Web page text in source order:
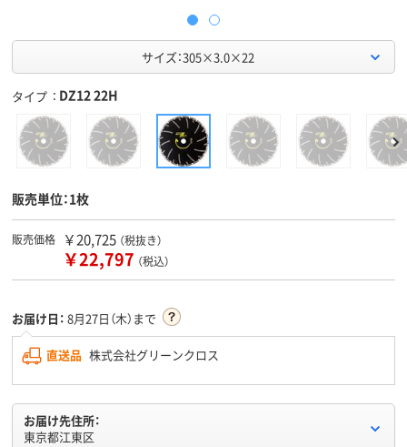
サイズ：305×3.0×22
タイプ DZ12 22H
販売単位：1枚
販売価格 ￥20,725 （税抜き）
￥22,797 （税込）
お届け日： 8月27日（木）まで
直送品 株式会社グリーンクロス
お届け先住所：
東京都江東区